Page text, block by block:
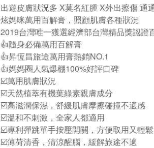
出遊皮膚狀況多 X莫名紅腫 X外出擦傷 通
炫媽咪萬用百解膏，照顧肌膚各種狀況
2019台灣唯一獲選經濟部台灣精品獎認證
👍隨身必備萬用百解膏
👍昇恆昌旅途萬用膏熱銷NO.1
👍媽媽圈人氣爆棚100%好評口碑
☑️萬用肌膚狀況
☑️天然植萃有機葉綠素親膚成分
☑️高滋潤保濕，舒緩肌膚摩擦碰撞不適感
☑️溫和不刺激，全家人都適用
☑️專利彈跳單手按壓開關，方便取用又輕鬆
☑️薄荷清香，清涼醒腦，緩解旅途不適